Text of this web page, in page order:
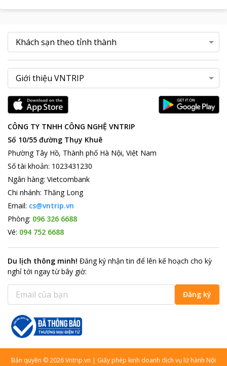
CÔNG TY TNHH CÔNG NGHỆ VNTRIP
Số 10/55 đường Thụy Khuê
Phường Tây Hồ, Thành phố Hà Nội, Việt Nam
Số tài khoản: 1023431230
Ngân hàng: Vietcombank
Chi nhánh: Thăng Long
Email: cs@vntrip.vn
Phòng: 096 326 6688
Vé: 094 752 6688
Du lịch thông minh! Đăng ký nhận tin để lên kế hoạch cho kỳ
nghỉ tới ngay từ bây giờ:
Đăng ký
Bản quyền ©2026Vntrip.vn | Giấy phép kinh doanh dịch vụ lữ hành Nội